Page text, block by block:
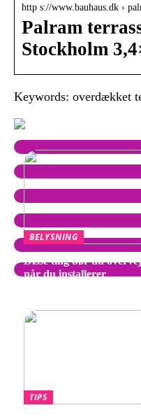
http s://www.bauhaus.dk ›
Palram
Stockholm
Keywords: overdækket
BELYSNING
Disse ting bør du
når du installerer
TIPS